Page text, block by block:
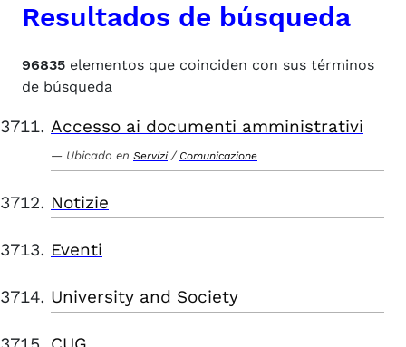
Resultados de búsqueda
96835 elementos que coinciden con sus términos
de búsqueda
Accesso ai documenti amministrativi
Ubicado en Servizi / Comunicazione
Notizie
Eventi
University and Society